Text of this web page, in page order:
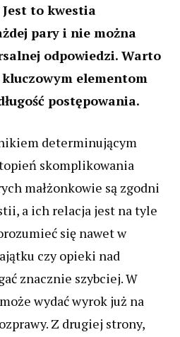
to kwestia
pary i nie można
odpowiedzi. Warto
elementom
postępowania.
determinującym
skomplikowania
małżonkowie są zgodni
a ich relacja jest na tyle
się nawet w
czy opieki nad
znacznie szybciej. W
wydać wyrok już na
Z drugiej strony,